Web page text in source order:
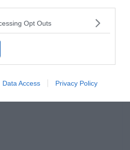
Opt Outs
Data Access Privacy Policy